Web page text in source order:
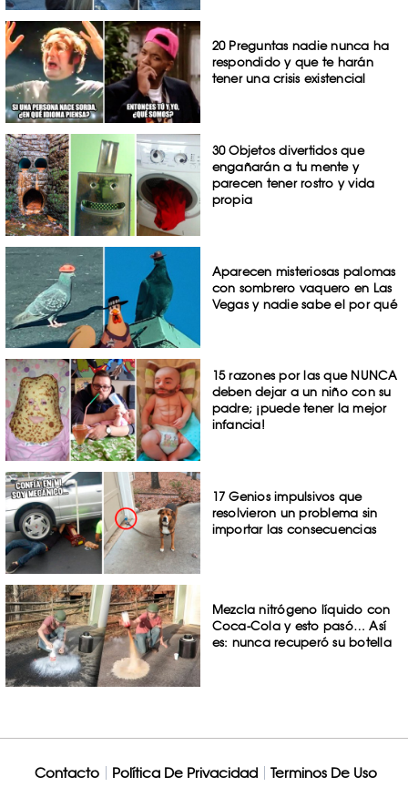
20 Preguntas nadie nunca ha
respondido y que te harán
tener una crisis existencial
30 Objetos divertidos que
engañarán a tu mente y
parecen tener rostro y vida
propia
Aparecen misteriosas palomas
con sombrero vaquero en Las
Vegas y nadie sabe el por qué
15 razones por las que NUNCA
deben dejar a un niño con su
padre; ¡puede tener la mejor
infancia!
17 Genios impulsivos que
resolvieron un problema sin
importar las consecuencias
Mezcla nitrógeno líquido con
Coca-Cola y esto pasó… Así
es: nunca recuperó su botella
Contacto Política De Privacidad Terminos De Uso